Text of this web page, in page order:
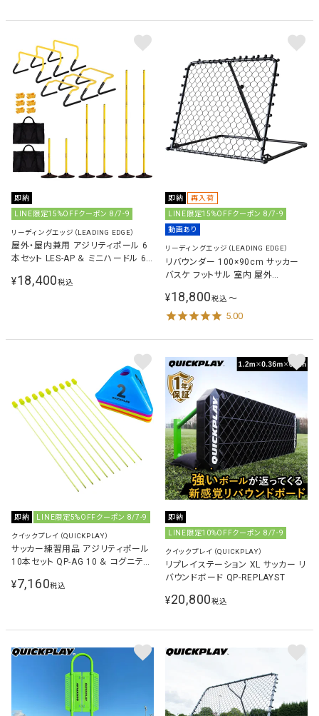
即納
LINE限定15%OFFクーポン 8/7-9
リーディングエッジ（LEADING EDGE）
屋外・屋内兼用 アジリティポール 6
本セット LES-AP ＆ ミニハードル 6
¥18,400税込
即納 再入荷
LINE限定15%OFFクーポン 8/7-9
動画あり
リーディングエッジ（LEADING EDGE）
リバウンダー 100×90cm サッカー
バスケ フットサル 室内 屋外
¥18,800税込 〜
5.00
即納 LINE限定5%OFFクーポン 8/7-9
クイックプレイ（QUICKPLAY）
サッカー練習用品 アジリティポール
10本セット QP-AG 10 ＆ コグニティ
CORN16 計2点セット
¥7,160税込
即納
LINE限定10%OFFクーポン 8/7-9
クイックプレイ（QUICKPLAY）
リプレイステーション XL サッカー リ
バウンドボード QP-REPLAYST
¥20,800税込